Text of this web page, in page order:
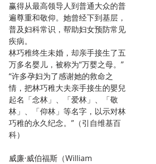
赢得从最高领导人到普通大众的普
遍尊重和敬仰。她曾经下到基层，
普及妇科常识，帮助妇女预防常见
疾病。
林巧稚终生未婚，却亲手接生了五
万多名婴儿，被称为“万婴之母。”
“许多孕妇为了感谢她的救命之
情，把林巧稚大夫亲手接生的嬰兒
起名「念林」、「爱林」、「敬
林」、「仰林」等名字，以示对林
巧稚的永久纪念。”（引自维基百
科）
威廉·威伯福斯（William